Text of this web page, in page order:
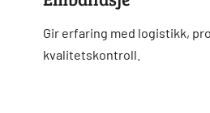
Gir erfaring med logistikk,
kvalitetskontroll.